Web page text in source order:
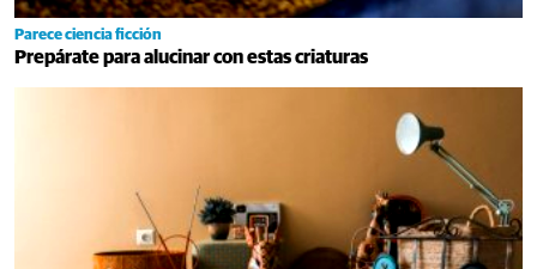
Parece ciencia ficción
Prepárate para alucinar con estas criaturas